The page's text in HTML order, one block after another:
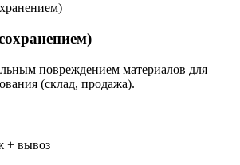
повреждением материалов для
(склад, продажа).